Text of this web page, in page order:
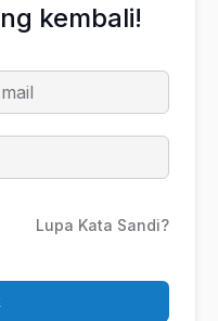
kembali!
Lupa Kata Sandi?